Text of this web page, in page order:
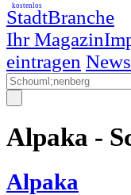
StadtBranche
Ihr Magazin
kostenlos
eintragen News
Alpaka -
Alpaka